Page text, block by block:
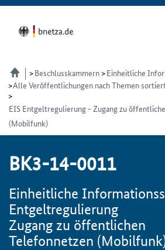
Beschlusskammern
Einheitliche
Alle Veröffentlichungen nach Themen
EIS Entgeltregulierung - Zugang zu
(Mobilfunk)
BK3-14-0011
Einheitliche
Entgeltregulierung
Zugang zu öffentlichen
Telefonnetzen